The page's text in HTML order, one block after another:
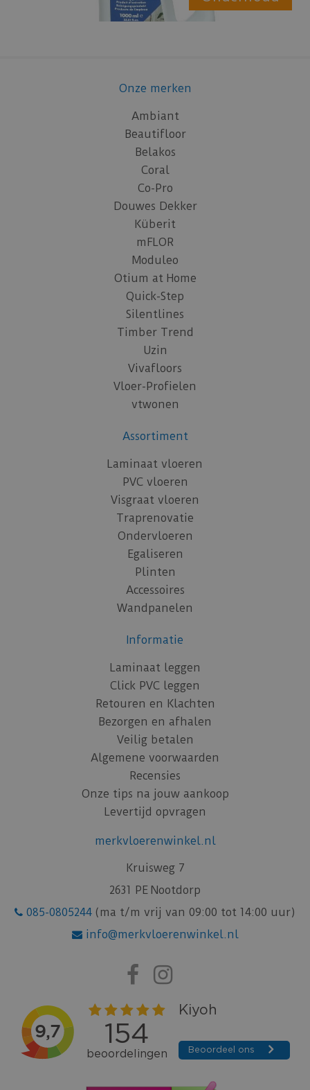
Onze merken
Ambiant
Beautifloor
Belakos
Coral
Co-Pro
Douwes Dekker
Küberit
mFLOR
Moduleo
Otium at Home
Quick-Step
Silentlines
Timber Trend
Uzin
Vivafloors
Vloer-Profielen
vtwonen
Assortiment
Laminaat vloeren
PVC vloeren
Visgraat vloeren
Traprenovatie
Ondervloeren
Egaliseren
Plinten
Accessoires
Wandpanelen
Informatie
Laminaat leggen
Click PVC leggen
Retouren en Klachten
Bezorgen en afhalen
Veilig betalen
Algemene voorwaarden
Recensies
Onze tips na jouw aankoop
Levertijd opvragen
merkvloerenwinkel.nl
Kruisweg 7
2631 PE Nootdorp
085-0805244 (ma t/m vrij van 09:00 tot 14:00 uur)
info@merkvloerenwinkel.nl